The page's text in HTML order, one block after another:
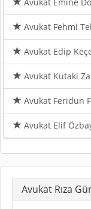
Avukat Fehmi
Avukat Edip
Avukat Kutaki
Avukat Feridun
Avukat Elif
Avukat Rıza